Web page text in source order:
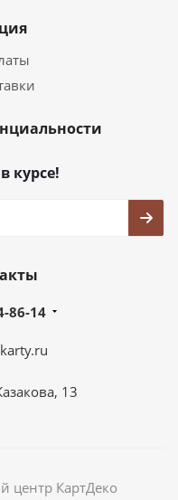
курсе!
86-14
13
центр КартДеко